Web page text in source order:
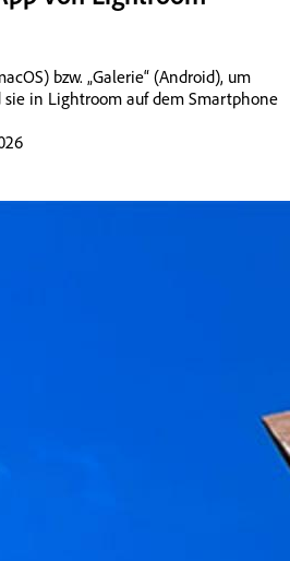
bzw. „Galerie“ (Android), um
sie in Lightroom auf dem Smartphone